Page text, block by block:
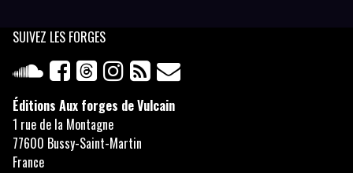
SUIVEZ LES FORGES
Éditions Aux forges de Vulcain
1 rue de la Montagne
77600 Bussy-Saint-Martin
France